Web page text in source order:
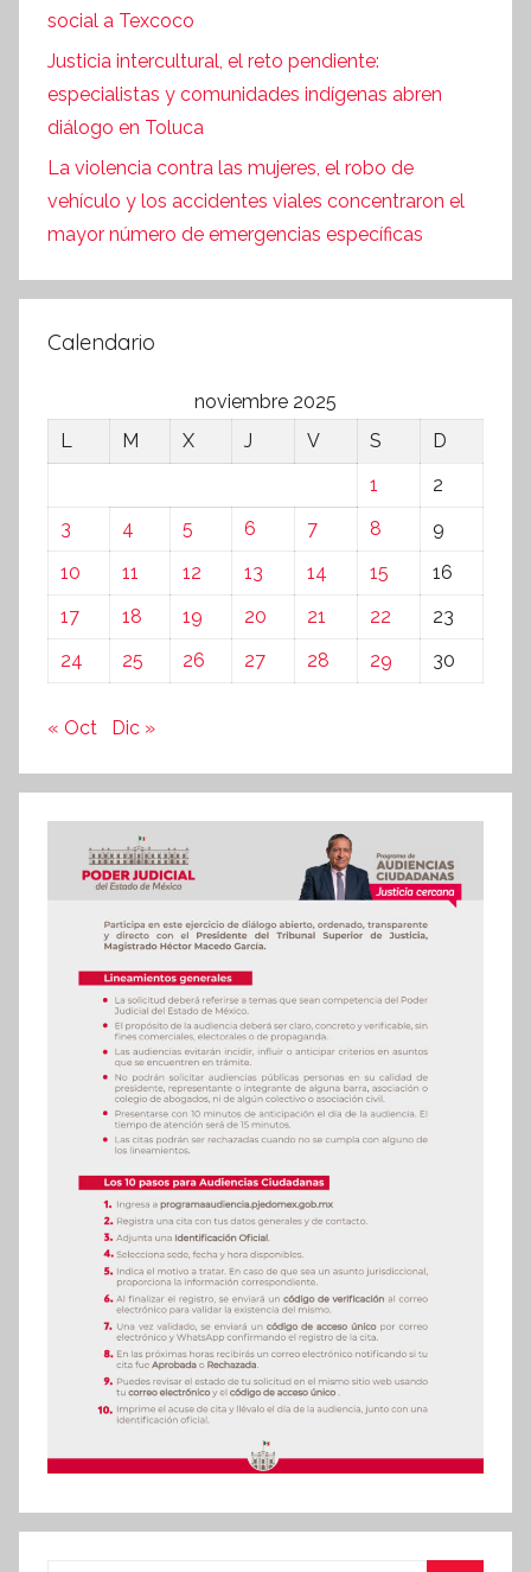
social a Texcoco
Justicia intercultural, el reto pendiente:
especialistas y comunidades indígenas abren
diálogo en Toluca
La violencia contra las mujeres, el robo de
vehículo y los accidentes viales concentraron el
mayor número de emergencias específicas
Calendario
noviembre 2025
L
M X J V S
D
1
2
3
4 5 6 7 8
9
10
11 12 13 14 15
16
17
18 19 20 21 22
23
24
25 26 27 28 29 30
« Oct Dic »